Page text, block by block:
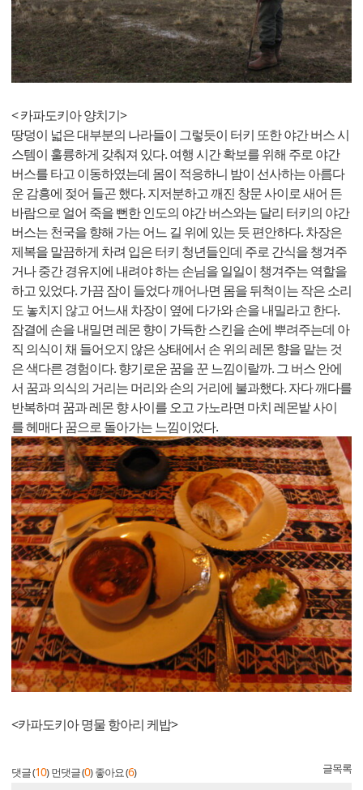
< 카파도키아 양치기>
땅덩이 넓은 대부분의 나라들이 그렇듯이 터키 또한 야간 버스 시
스템이 훌륭하게 갖춰져 있다. 여행 시간 확보를 위해 주로 야간
버스를 타고 이동하였는데 몸이 적응하니 밤이 선사하는 아름다
운 감흥에 젖어 들곤 했다. 지저분하고 깨진 창문 사이로 새어 든
바람으로 얼어 죽을 뻔한 인도의 야간 버스와는 달리 터키의 야간
버스는 천국을 향해 가는 어느 길 위에 있는 듯 편안하다. 차장은
제복을 말끔하게 차려 입은 터키 청년들인데 주로 간식을 챙겨주
거나 중간 경유지에 내려야 하는 손님을 일일이 챙겨주는 역할을
하고 있었다. 가끔 잠이 들었다 깨어나면 몸을 뒤척이는 작은 소리
도 놓치지 않고 어느새 차장이 옆에 다가와 손을 내밀라고 한다.
잠결에 손을 내밀면 레몬 향이 가득한 스킨을 손에 뿌려주는데 아
직 의식이 채 들어오지 않은 상태에서 손 위의 레몬 향을 맡는 것
은 색다른 경험이다. 향기로운 꿈을 꾼 느낌이랄까. 그 버스 안에
서 꿈과 의식의 거리는 머리와 손의 거리에 불과했다. 자다 깨다를
반복하며 꿈과 레몬 향 사이를 오고 가노라면 마치 레몬밭 사이
를 헤매다 꿈으로 돌아가는 느낌이었다.
<카파도키아 명물 항아리 케밥>
댓글 (10) 먼댓글 (0) 좋아요 (6) 글목록